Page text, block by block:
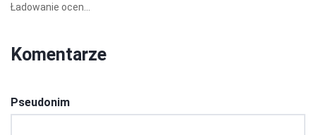
Ładowanie ocen...
Komentarze
Pseudonim